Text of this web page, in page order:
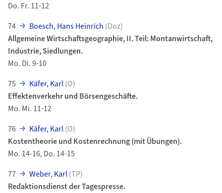
Do. Fr. 11-12
74
Boesch, Hans Heinrich (Doz)
Allgemeine Wirtschaftsgeographie, II. Teil: Montanwirtschaft,
Industrie, Siedlungen.
Mo. Di. 9-10
75
Käfer, Karl(O)
Effektenverkehr und Börsengeschäfte.
Mo. Mi. 11-12
76
Käfer, Karl(O)
Kostentheorie und Kostenrechnung (mit Übungen).
Mo. 14-16, Do. 14-15
77
Weber, Karl(TP)
Redaktionsdienst der Tagespresse.